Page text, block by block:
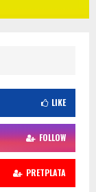
LIKE
FOLLOW
PRETPLATA